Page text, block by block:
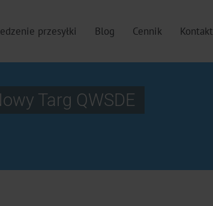
przesyłki Blog Cennik Kontakt
Targ QWSDE